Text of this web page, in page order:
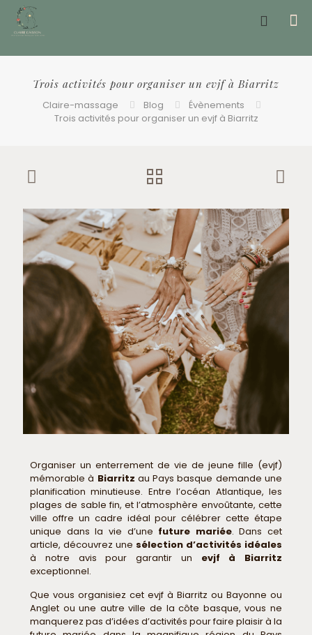
Trois activités pour organiser un evjf à Biarritz
Claire-massage Blog
Évènements
Trois activités pour organiser un evjf à Biarritz
Organiser un enterrement de vie de jeune fille (evjf)
mémorable à Biarritz au Pays basque demande une
planification minutieuse. Entre l’océan Atlantique, les
plages de sable fin, et l’atmosphère envoûtante, cette
ville offre un cadre idéal pour célébrer cette étape
unique dans la vie d’une future mariée. Dans cet
article, découvrez une sélection d’activités idéales
à notre avis pour garantir un evjf à Biarritz
exceptionnel.
Que vous organisiez cet evjf à Biarritz ou Bayonne ou
Anglet ou une autre ville de la côte basque, vous ne
manquerez pas d’idées d’activités pour faire plaisir à la
Offrir un bon cadeau ❤️